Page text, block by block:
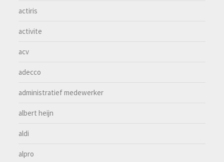
actiris
activite
acv
adecco
administratief medewerker
albert heijn
aldi
alpro